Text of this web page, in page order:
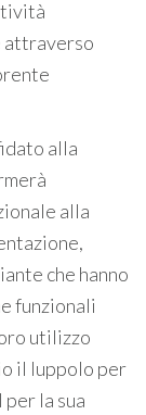
attraverso
alla
alla
che hanno
funzionali
utilizzo
il luppolo per
la sua